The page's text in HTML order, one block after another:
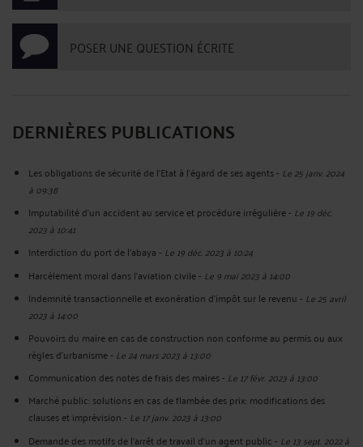
POSER UNE QUESTION ÉCRITE
DERNIÈRES PUBLICATIONS
Les obligations de sécurité de l'Etat à l'égard de ses agents- Le 25 janv. 2024
à 09:38
Imputabilité d'un accident au service et procédure irrégulière- Le 19 déc.
2023 à 10:41
Interdiction du port de l'abaya- Le 19 déc. 2023 à 10:24
Harcèlement moral dans l'aviation civile- Le 9 mai 2023 à 14:00
Indemnité transactionnelle et exonération d'impôt sur le revenu- Le 25 avril
2023 à 14:00
Pouvoirs du maire en cas de construction non conforme au permis ou aux
règles d'urbanisme- Le 24 mars 2023 à 13:00
Communication des notes de frais des maires- Le 17 févr. 2023 à 13:00
Marché public: solutions en cas de flambée des prix: modifications des
clauses et imprévision- Le 17 janv. 2023 à 13:00
Demande des motifs de l'arrêt de travail d'un agent public- Le 13 sept. 2022 à